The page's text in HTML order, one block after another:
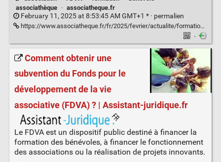
associathèque
· associatheque.fr
February 11, 2025 at 8:53:45 AM GMT+1 * · permalien
https://www.associatheque.fr/fr/2025/fevrier/actualite/formation-benevoles-appel-est-lance.html
·
Comment obtenir une
subvention du Fonds pour le
développement de la vie
associative (FDVA) ? | Assistant-juridique.fr
Le FDVA est un dispositif public destiné à financer la
formation des bénévoles, à financer le fonctionnement
des associations ou la réalisation de projets innovants.